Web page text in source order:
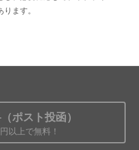
ます。
ポスト投函）
以上で無料！